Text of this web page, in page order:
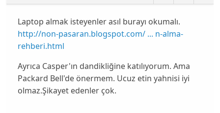
Laptop almak isteyenler asıl burayı okumalı.
http://non-pasaran.blogspot.com/ ... n-alma-
rehberi.html
Ayrıca Casper'ın dandikliğine katılıyorum. Ama
Packard Bell'de önermem. Ucuz etin yahnisi iyi
olmaz.Şikayet edenler çok.